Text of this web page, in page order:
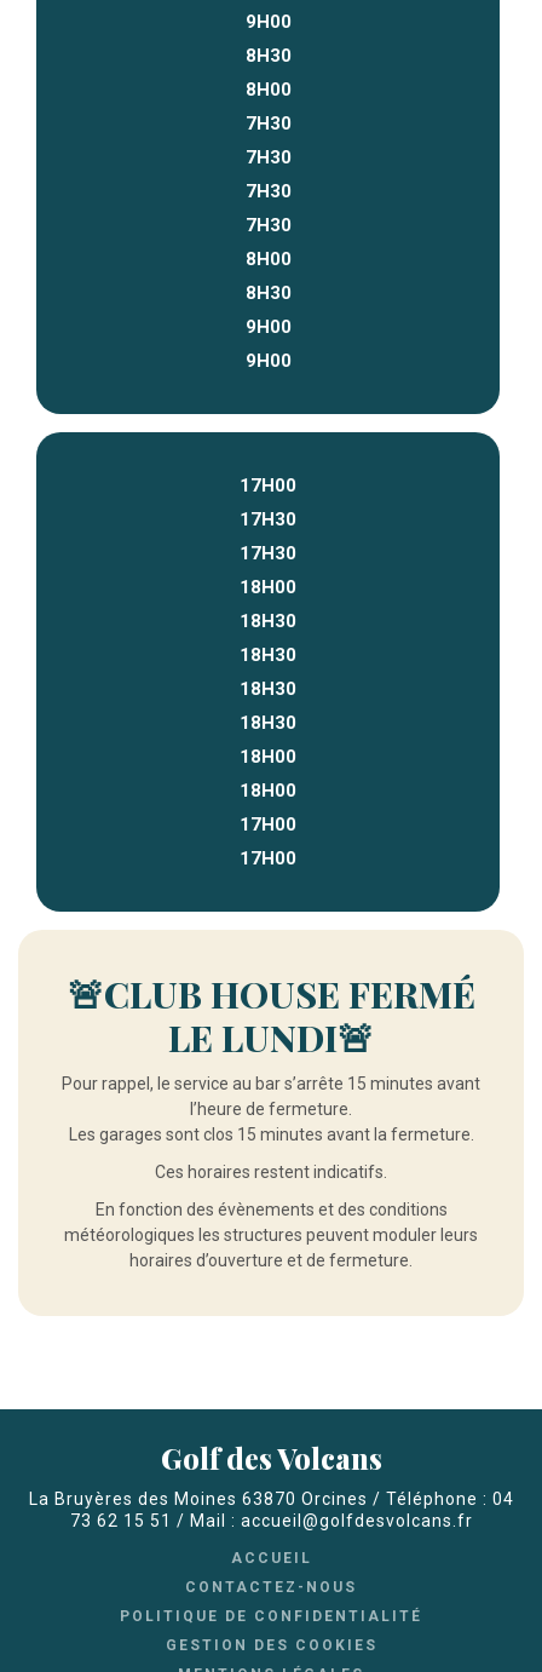
9H00
8H30
8H00
7H30
7H30
7H30
7H30
8H00
8H30
9H00
9H00
17H00
17H30
17H30
18H00
18H30
18H30
18H30
18H30
18H00
18H00
17H00
17H00
🚨CLUB HOUSE FERMÉ
LE LUNDI🚨
Pour rappel, le service au bar s’arrête 15 minutes avant
l’heure de fermeture.
Les garages sont clos 15 minutes avant la fermeture.
Ces horaires restent indicatifs.
En fonction des évènements et des conditions
météorologiques les structures peuvent moduler leurs
horaires d’ouverture et de fermeture.
Golf des Volcans
La Bruyères des Moines 63870 Orcines / Téléphone : 04
73 62 15 51 / Mail : accueil@golfdesvolcans.fr
ACCUEIL
CONTACTEZ-NOUS
POLITIQUE DE CONFIDENTIALITÉ
GESTION DES COOKIES